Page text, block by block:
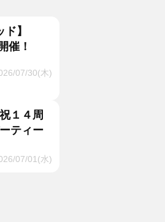
】
催！
07/30(木)
１４周
ティー
07/01(水)